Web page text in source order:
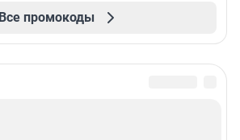
Все промокоды